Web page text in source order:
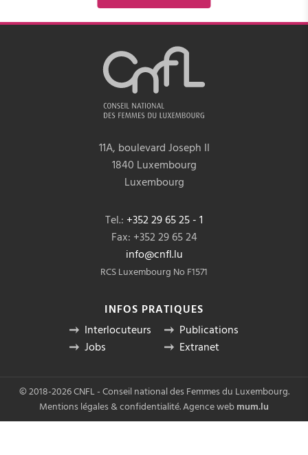
11A, boulevard Joseph II
1840 Luxembourg
Luxembourg
Tel.: +352 29 65 25 - 1
Fax: +352 29 65 24
info@cnfl.lu
RCS Luxembourg No F1571
INFOS PRATIQUES
Interlocuteurs
Jobs
Publications
Extranet
© 2018-2026 CNFL - Conseil national des Femmes du Luxembourg.
Mentions légales & confidentialité.Agence web mum.lu